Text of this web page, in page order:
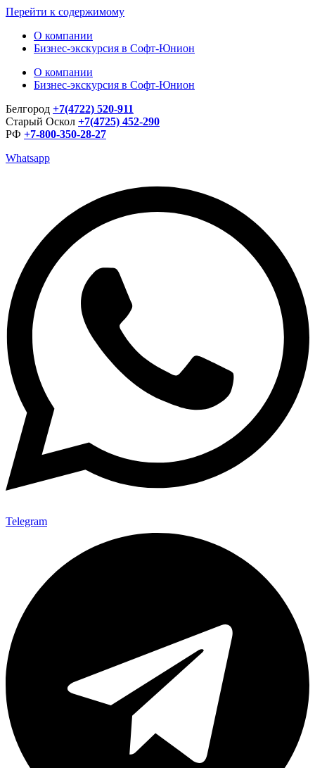
Перейти к содержимому
О компании
Бизнес-экскурсия в Софт-Юнион
О компании
Бизнес-экскурсия в Софт-Юнион
Белгород +7(4722) 520-911
Старый Оскол +7(4725) 452-290
РФ +7-800-350-28-27
Whatsapp
Telegram